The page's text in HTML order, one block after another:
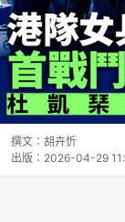
撰文： 胡卉忻
出版： 2026-04-29